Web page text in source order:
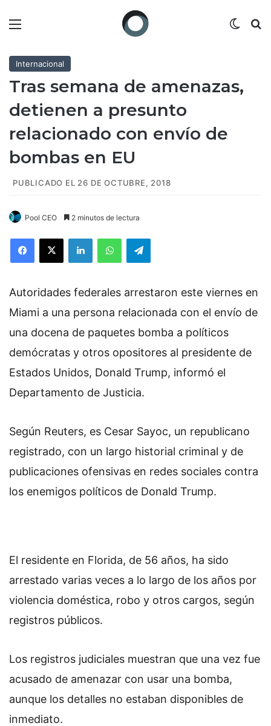
Internacional
Tras semana de amenazas,
detienen a presunto
relacionado con envío de
bombas en EU
PUBLICADO EL 26 DE OCTUBRE, 2018
Pool CEO 2 minutos de lectura
Autoridades federales arrestaron este viernes en
Miami a una persona relacionada con el envío de
una docena de paquetes bomba a políticos
demócratas y otros opositores al presidente de
Estados Unidos, Donald Trump, informó el
Departamento de Justicia.
Según Reuters, es Cesar Sayoc, un republicano
registrado, con un largo historial criminal y de
publicaciones ofensivas en redes sociales contra
los enemigos políticos de Donald Trump.
El residente en Florida, de 56 años, ha sido
arrestado varias veces a lo largo de los años por
violencia doméstica, robo y otros cargos, según
registros públicos.
Los registros judiciales muestran que una vez fue
acusado de amenazar con usar una bomba,
aunque los detalles no estaban disponibles de
inmediato.